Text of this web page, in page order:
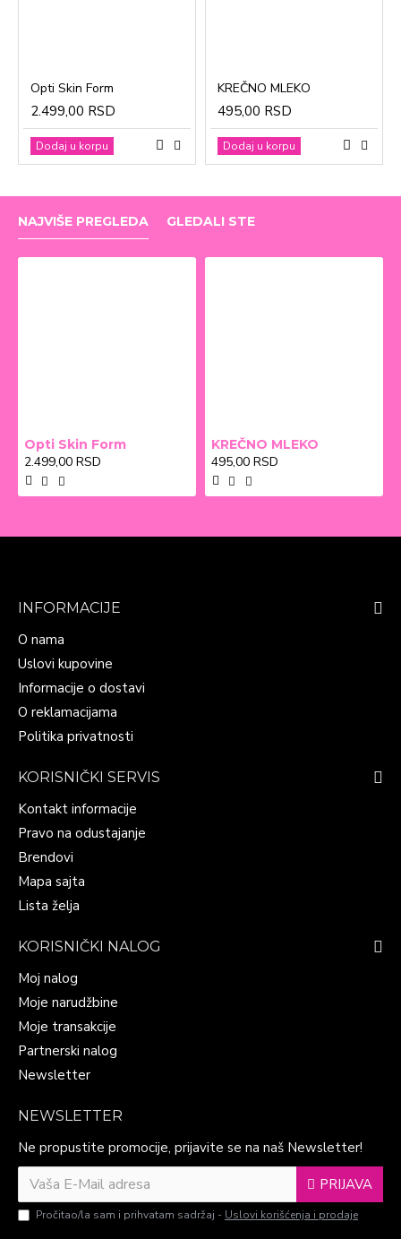
Opti Skin Form
2.499,00 RSD
Dodaj u korpu
KREČNO MLEKO
495,00 RSD
Dodaj u korpu
NAJVIŠE PREGLEDA GLEDALI STE
Opti Skin Form
2.499,00 RSD
KREČNO MLEKO
495,00 RSD
INFORMACIJE
O nama
Uslovi kupovine
Informacije o dostavi
O reklamacijama
Politika privatnosti
KORISNIČKI SERVIS
Kontakt informacije
Pravo na odustajanje
Brendovi
Mapa sajta
Lista želja
KORISNIČKI NALOG
Moj nalog
Moje narudžbine
Moje transakcije
Partnerski nalog
Newsletter
NEWSLETTER
Ne propustite promocije, prijavite se na naš Newsletter!
PRIJAVA
Pročitao/la sam i prihvatam sadržaj - Uslovi korišćenja i prodaje